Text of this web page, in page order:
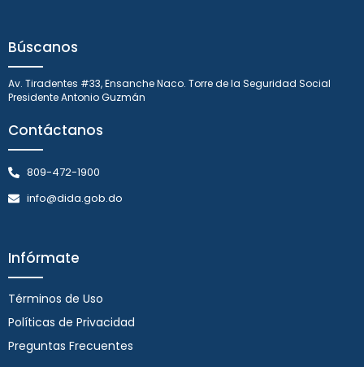
Búscanos
Av. Tiradentes #33, Ensanche Naco. Torre de la Seguridad Social
Presidente Antonio Guzmán
Contáctanos
809-472-1900
info@dida.gob.do
Infórmate
Términos de Uso
Políticas de Privacidad
Preguntas Frecuentes